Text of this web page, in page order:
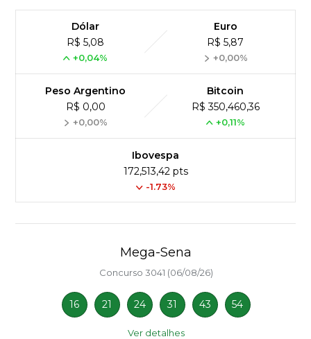
Dólar
R$ 5,08
+0,04%
Euro
R$ 5,87
+0,00%
Peso Argentino
R$ 0,00
+0,00%
Bitcoin
R$ 350,460,36
+0,11%
Ibovespa
172,513,42 pts
-1.73%
Mega-Sena
Concurso 3041 (06/08/26)
16 21 24 31 43 54
Ver detalhes